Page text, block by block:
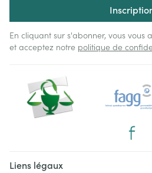
En cliquant sur s'abonner, vous vous
et acceptez notre politique de
Liens légaux